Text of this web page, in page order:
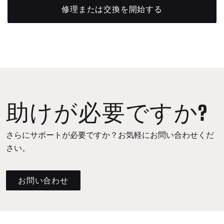
修理または交換を開始する
助けが必要ですか?
さらにサポートが必要ですか？お気軽にお問い合わせくだ
さい。
お問い合わせ